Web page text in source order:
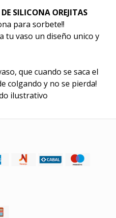
SILICONA OREJITAS
para sorbete!!
tu vaso un diseño unico y
que cuando se saca el
colgando y no se pierda!
ilustrativo